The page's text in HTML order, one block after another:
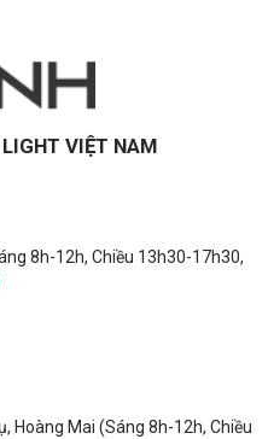
E27
LED Xanh và sản phẩm mà
Việt Nam thì các mẫu
VIỆT NAM
8h-12h, Chiều 13h30-17h30,
Hoàng Mai (Sáng 8h-12h, Chiều